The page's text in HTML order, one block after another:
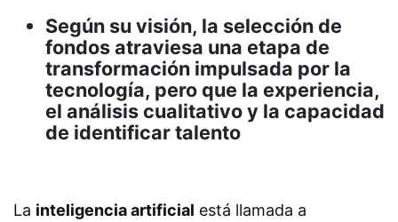
Según su visión, la selección de
fondos atraviesa una etapa de
transformación impulsada por la
tecnología, pero que la experiencia,
el análisis cualitativo y la capacidad
de identificar talento
La inteligencia artificial está llamada a